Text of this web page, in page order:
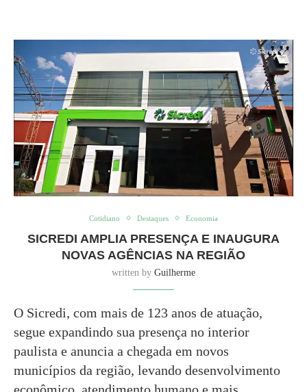
Cotidiano Destaques Economia
SICREDI AMPLIA PRESENÇA E INAUGURA
NOVAS AGÊNCIAS NA REGIÃO
written by Guilherme
O Sicredi, com mais de 123 anos de atuação,
segue expandindo sua presença no interior
paulista e anuncia a chegada em novos
municípios da região, levando desenvolvimento
econômico, atendimento humano e mais